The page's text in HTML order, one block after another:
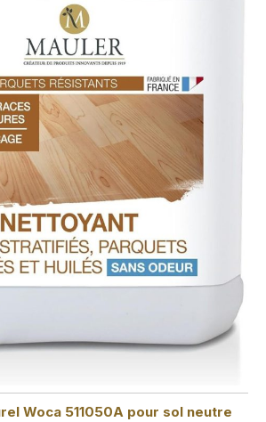
Woca 511050A pour sol neutre